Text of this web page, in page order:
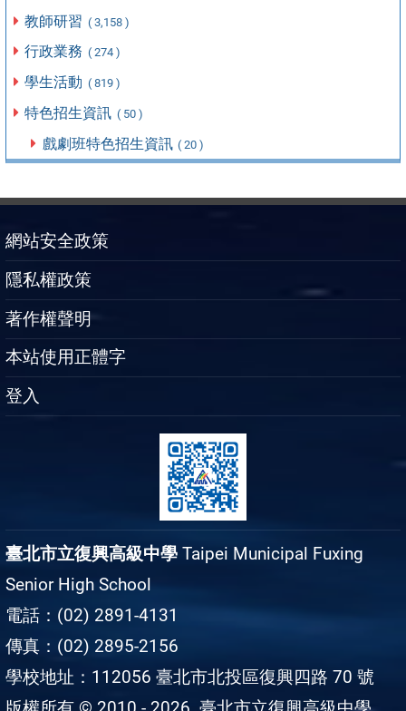
教師研習 ( 3,158 )
行政業務 ( 274 )
學生活動 ( 819 )
特色招生資訊 ( 50 )
戲劇班特色招生資訊 ( 20 )
網站安全政策
隱私權政策
著作權聲明
本站使用正體字
登入
臺北市立復興高級中學 Taipei Municipal Fuxing
Senior High School
電話：(02) 2891-4131
傳真：(02) 2895-2156
學校地址：112056 臺北市北投區復興四路 70 號